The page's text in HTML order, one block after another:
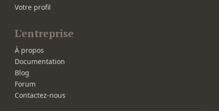
Votre profil
L'entreprise
À propos
Documentation
Blog
Forum
Contactez-nous